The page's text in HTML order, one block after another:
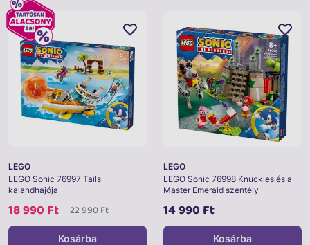
LEGO
LEGO Sonic 76997 Tails
kalandhajója
18 990 Ft 22 990 Ft
Kosárba
LEGO
LEGO Sonic 76998 Knuckles és a
Master Emerald szentély
14 990 Ft
Kosárba